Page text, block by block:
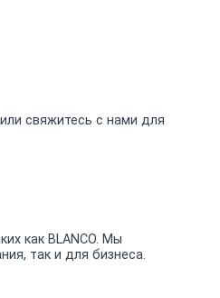
свяжитесь с нами для
как BLANCO. Мы
так и для бизнеса.